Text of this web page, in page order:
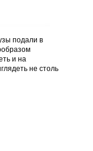
подали в
и на
не столь